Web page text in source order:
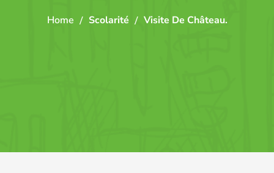
Home Scolarité Visite De Château.